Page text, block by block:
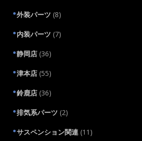
外装パーツ (8)
内装パーツ (7)
静岡店 (36)
津本店 (55)
鈴鹿店 (36)
排気系パーツ (2)
サスペンション関連 (11)